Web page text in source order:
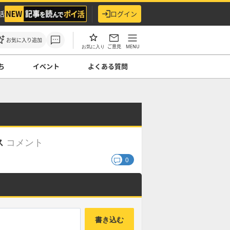
ログイン
お気に入り追加
お気に入り ご意見 MENU
イベント よくある質問
コメント
0
書き込む